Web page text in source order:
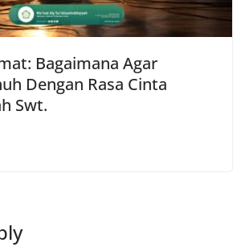
Bagaimana Agar
Dengan Rasa Cinta
Swt.